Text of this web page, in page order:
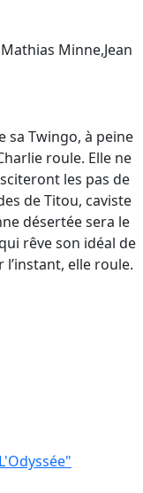
Minne,Jean
sa Twingo, à peine
roule. Elle ne
les pas de
de Titou, caviste
désertée sera le
rêve son idéal de
elle roule.